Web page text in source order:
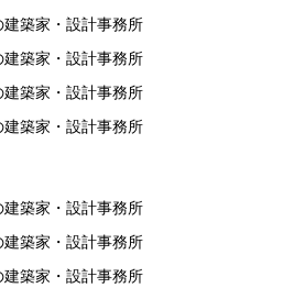
建築家・設計事務所
建築家・設計事務所
建築家・設計事務所
建築家・設計事務所
建築家・設計事務所
建築家・設計事務所
建築家・設計事務所